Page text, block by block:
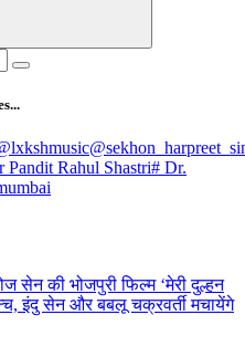
Pandit Rahul Shastri# Dr.
सेन की भोजपुरी फिल्म ‘मेरी दुल्हन
इंदु सेन और बबलू चक्रवर्ती मचायेंगे